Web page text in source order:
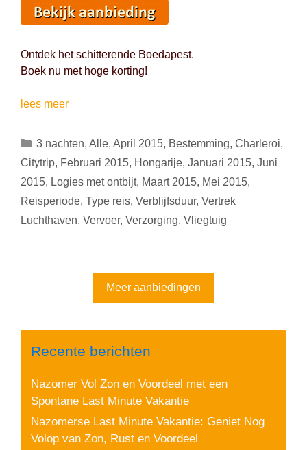
Ontdek het schitterende Boedapest.
Boek nu met hoge korting!
lees meerCitytrip
dagen
voor
129
euro
Categorieën
3 nachten, Alle, April 2015, Bestemming, Charleroi,
Citytrip, Februari 2015, Hongarije, Januari 2015, Juni
2015, Logies met ontbijt, Maart 2015, Mei 2015,
Reisperiode, Type reis, Verblijfsduur, Vertrek
Luchthaven, Vervoer, Verzorging, Vliegtuig
Meer aanbiedingen
Recente berichten
Nazomer Vol Zon en Voordeel met een
Spontane Last Minute Vakantie
Nazomerse Last Minute Vakantie: Geniet Nog
Volop van Zon, Rust en Voordeel